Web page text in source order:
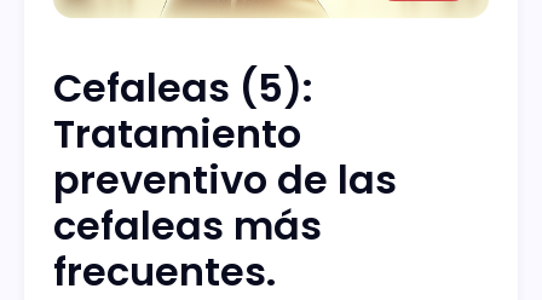
Cefaleas (5):
Tratamiento
preventivo de las
cefaleas más
frecuentes.